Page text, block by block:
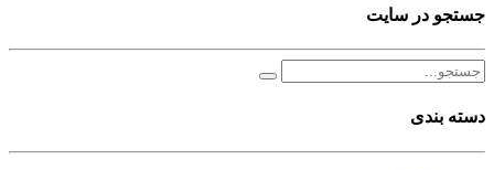
جستجو در سایت
دسته بندی